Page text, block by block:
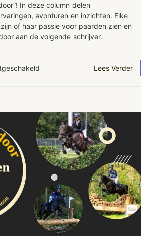
In deze column delen
avonturen en inzichten. Elke
of haar passie voor paarden zien en
aan de volgende schrijver.
Lees Verder